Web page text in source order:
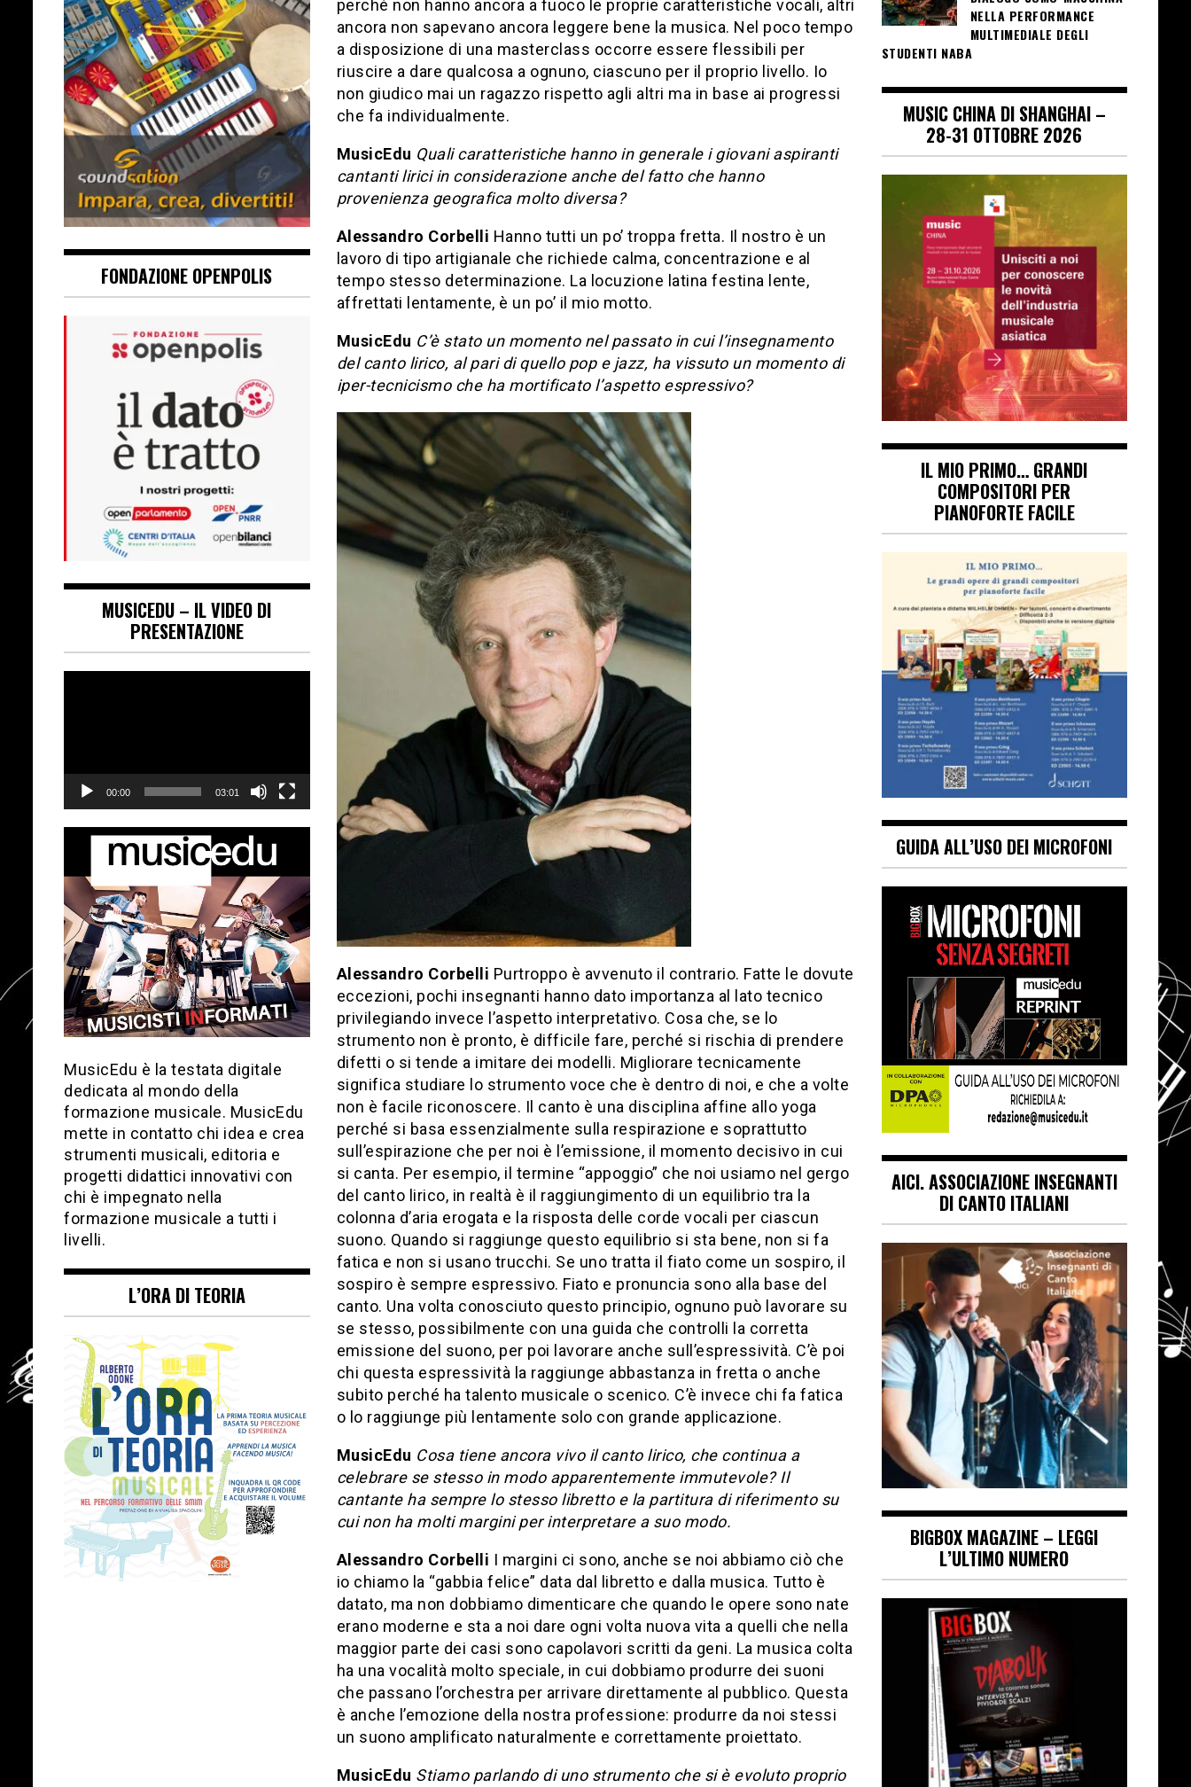
perché non hanno ancora a fuoco le proprie caratteristiche vocali, altri
ancora non sapevano ancora leggere bene la musica. Nel poco tempo
a disposizione di una masterclass occorre essere flessibili per
riuscire a dare qualcosa a ognuno, ciascuno per il proprio livello. Io
non giudico mai un ragazzo rispetto agli altri ma in base ai progressi
che fa individualmente.
MusicEdu Quali caratteristiche hanno in generale i giovani aspiranti
cantanti lirici in considerazione anche del fatto che hanno
provenienza geografica molto diversa?
Alessandro Corbelli Hanno tutti un po’ troppa fretta. Il nostro è un
lavoro di tipo artigianale che richiede calma, concentrazione e al
tempo stesso determinazione. La locuzione latina festina lente,
affrettati lentamente, è un po’ il mio motto.
MusicEdu C’è stato un momento nel passato in cui l’insegnamento
del canto lirico, al pari di quello pop e jazz, ha vissuto un momento di
iper-tecnicismo che ha mortificato l’aspetto espressivo?
Alessandro Corbelli Purtroppo è avvenuto il contrario. Fatte le dovute
eccezioni, pochi insegnanti hanno dato importanza al lato tecnico
privilegiando invece l’aspetto interpretativo. Cosa che, se lo
strumento non è pronto, è difficile fare, perché si rischia di prendere
difetti o si tende a imitare dei modelli. Migliorare tecnicamente
significa studiare lo strumento voce che è dentro di noi, e che a volte
non è facile riconoscere. Il canto è una disciplina affine allo yoga
perché si basa essenzialmente sulla respirazione e soprattutto
sull’espirazione che per noi è l’emissione, il momento decisivo in cui
si canta. Per esempio, il termine “appoggio” che noi usiamo nel gergo
del canto lirico, in realtà è il raggiungimento di un equilibrio tra la
colonna d’aria erogata e la risposta delle corde vocali per ciascun
suono. Quando si raggiunge questo equilibrio si sta bene, non si fa
fatica e non si usano trucchi. Se uno tratta il fiato come un sospiro, il
sospiro è sempre espressivo. Fiato e pronuncia sono alla base del
canto. Una volta conosciuto questo principio, ognuno può lavorare su
se stesso, possibilmente con una guida che controlli la corretta
emissione del suono, per poi lavorare anche sull’espressività. C’è poi
chi questa espressività la raggiunge abbastanza in fretta o anche
subito perché ha talento musicale o scenico. C’è invece chi fa fatica
o lo raggiunge più lentamente solo con grande applicazione.
MusicEdu Cosa tiene ancora vivo il canto lirico, che continua a
celebrare se stesso in modo apparentemente immutevole? Il
cantante ha sempre lo stesso libretto e la partitura di riferimento su
cui non ha molti margini per interpretare a suo modo.
Alessandro Corbelli I margini ci sono, anche se noi abbiamo ciò che
io chiamo la “gabbia felice” data dal libretto e dalla musica. Tutto è
datato, ma non dobbiamo dimenticare che quando le opere sono nate
erano moderne e sta a noi dare ogni volta nuova vita a quelli che nella
maggior parte dei casi sono capolavori scritti da geni. La musica colta
ha una vocalità molto speciale, in cui dobbiamo produrre dei suoni
che passano l’orchestra per arrivare direttamente al pubblico. Questa
è anche l’emozione della nostra professione: produrre da noi stessi
un suono amplificato naturalmente e correttamente proiettato.
MusicEdu Stiamo parlando di uno strumento che si è evoluto proprio
FONDAZIONE OPENPOLIS
MUSICEDU – IL VIDEO DI
PRESENTAZIONE
00:00 03:01
MusicEdu è la testata digitale
dedicata al mondo della
formazione musicale. MusicEdu
mette in contatto chi idea e crea
strumenti musicali, editoria e
progetti didattici innovativi con
chi è impegnato nella
formazione musicale a tutti i
livelli.
L’ORA DI TEORIA
NELLA PERFORMANCE
MULTIMEDIALE DEGLI
STUDENTI NABA
MUSIC CHINA DI SHANGHAI –
28-31 OTTOBRE 2026
IL MIO PRIMO… GRANDI
COMPOSITORI PER
PIANOFORTE FACILE
GUIDA ALL’USO DEI MICROFONI
AICI. ASSOCIAZIONE INSEGNANTI
DI CANTO ITALIANI
BIGBOX MAGAZINE – LEGGI
L’ULTIMO NUMERO